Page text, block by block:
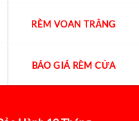
RÈM VOAN TRẮNG
BÁO GIÁ RÈM CỬA